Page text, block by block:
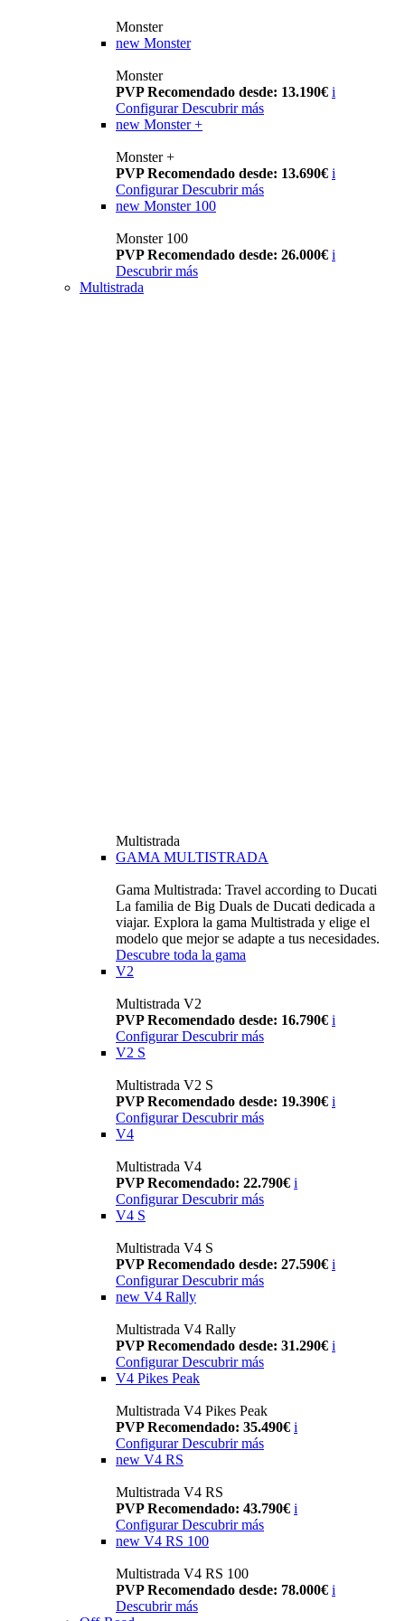
Monster
new Monster
Monster
PVP Recomendado desde: 13.190€ i
Configurar Descubrir más
new Monster +
Monster +
PVP Recomendado desde: 13.690€ i
Configurar Descubrir más
new Monster 100
Monster 100
PVP Recomendado desde: 26.000€ i
Descubrir más
Multistrada
Multistrada
GAMA MULTISTRADA
Gama Multistrada: Travel according to Ducati
La familia de Big Duals de Ducati dedicada a
viajar. Explora la gama Multistrada y elige el
modelo que mejor se adapte a tus necesidades.
Descubre toda la gama
V2
Multistrada V2
PVP Recomendado desde: 16.790€ i
Configurar Descubrir más
V2 S
Multistrada V2 S
PVP Recomendado desde: 19.390€ i
Configurar Descubrir más
V4
Multistrada V4
PVP Recomendado: 22.790€ i
Configurar Descubrir más
V4 S
Multistrada V4 S
PVP Recomendado desde: 27.590€ i
Configurar Descubrir más
new V4 Rally
Multistrada V4 Rally
PVP Recomendado desde: 31.290€ i
Configurar Descubrir más
V4 Pikes Peak
Multistrada V4 Pikes Peak
PVP Recomendado: 35.490€ i
Configurar Descubrir más
new V4 RS
Multistrada V4 RS
PVP Recomendado: 43.790€ i
ConfigurarDescubrir más
new V4 RS 100
Multistrada V4 RS 100
PVP Recomendado desde: 78.000€ i
Descubrir más